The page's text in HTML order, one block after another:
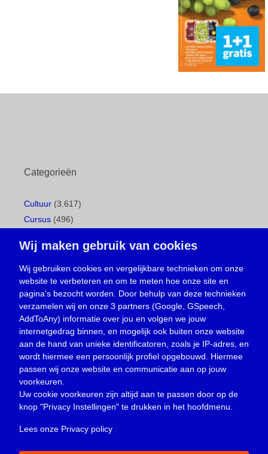
Categorieën
Cultuur (3.617)
Cursus (496)
Gemeentepagina(104)
Ingezonden brief(537)
Media(156)
Nieuws (23.329)
Oproep(734)
Overlijden(39)
Podcast(18)
prijsvraag (5)
Religie (1.438)
Service(226)
Wij maken gebruik van cookies
Wij gebruiken cookies en vergelijkbare technieken om onze
website te verbeteren en om te meten hoe onze site en
pagina's bezocht worden. Door behulp van deze technieken
verzamelen wij en onze 3 partners (Google, GSpeech,
AddToAny) informatie over jou en volgen we jouw
internetgedrag binnen, en mogelijk ook buiten onze website
aan de hand van unieke identificatoren, zoals je IP-adres, en
wordt hiermee een persoonlijk profiel opgebouwd. Hiermee
passen wij onze website en communicatie aan op jouw
voorkeuren.
Uw cookie voorkeuren zijn altijd aan te passen door op de
knop "Privacy Instellingen" te drukken in het hoofdmenu.
Lees onze Privacy policy |